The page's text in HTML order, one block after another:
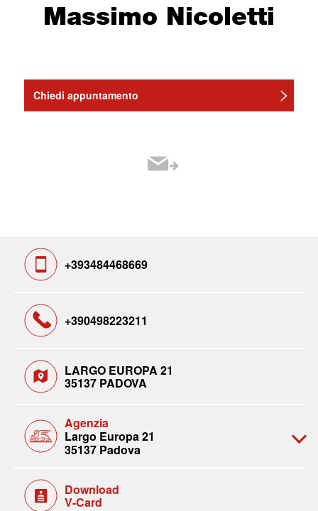
Massimo Nicoletti
Chiedi appuntamento
+393484468669
+390498223211
LARGO EUROPA 21
35137 PADOVA
Agenzia
Largo Europa 21
35137 Padova
Download
V-Card